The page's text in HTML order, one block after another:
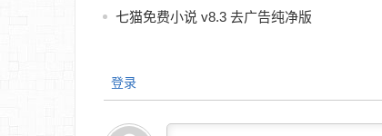
七猫免费小说 v8.3 去广告纯净版
登录